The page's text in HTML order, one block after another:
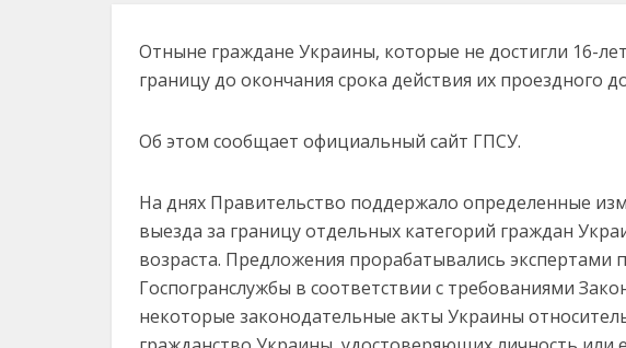
Отныне граждане Украины, которые не достигли 16-
границу до окончания срока действия их проездного
Об этом сообщает официальный сайт ГПСУ.
На днях Правительство поддержало определенные
выезда за границу отдельных категорий граждан
возраста. Предложения прорабатывались
Госпогранслужбы в соответствии с требованиями
некоторые законодательные акты Украины